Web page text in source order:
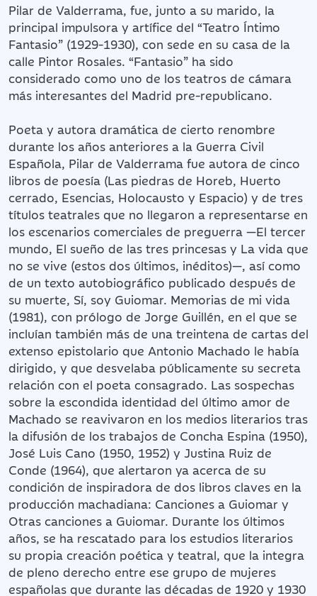
Pilar de Valderrama, fue, junto a su marido, la
principal impulsora y artífice del “Teatro Íntimo
Fantasio” (1929-1930), con sede en su casa de la
calle Pintor Rosales. “Fantasio” ha sido
considerado como uno de los teatros de cámara
más interesantes del Madrid pre-republicano.
Poeta y autora dramática de cierto renombre
durante los años anteriores a la Guerra Civil
Española, Pilar de Valderrama fue autora de cinco
libros de poesía (Las piedras de Horeb, Huerto
cerrado, Esencias, Holocausto y Espacio) y de tres
títulos teatrales que no llegaron a representarse en
los escenarios comerciales de preguerra —El tercer
mundo, El sueño de las tres princesas y La vida que
no se vive (estos dos últimos, inéditos)—, así como
de un texto autobiográfico publicado después de
su muerte, Sí, soy Guiomar. Memorias de mi vida
(1981), con prólogo de Jorge Guillén, en el que se
incluían también más de una treintena de cartas del
extenso epistolario que Antonio Machado le había
dirigido, y que desvelaba públicamente su secreta
relación con el poeta consagrado. Las sospechas
sobre la escondida identidad del último amor de
Machado se reavivaron en los medios literarios tras
la difusión de los trabajos de Concha Espina (1950),
José Luis Cano (1950, 1952) y Justina Ruiz de
Conde (1964), que alertaron ya acerca de su
condición de inspiradora de dos libros claves en la
producción machadiana: Canciones a Guiomar y
Otras canciones a Guiomar. Durante los últimos
años, se ha rescatado para los estudios literarios
su propia creación poética y teatral, que la integra
de pleno derecho entre ese grupo de mujeres
españolas que durante las décadas de 1920 y 1930